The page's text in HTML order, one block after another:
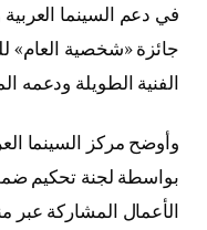
في دعم السينما العربية
جائزة «شخصية العام»
الفنية الطويلة ودعمه
وأوضح مركز السينما